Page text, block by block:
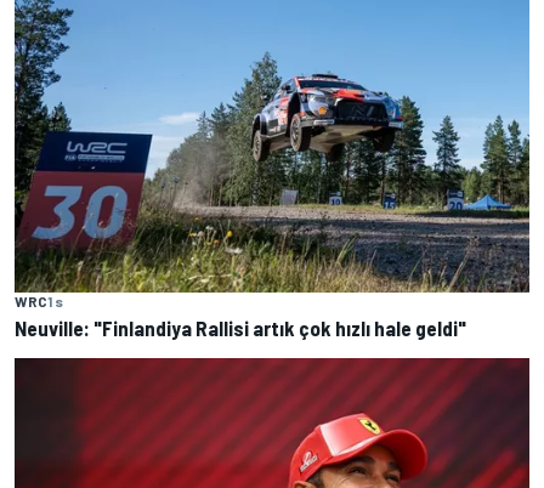
WRC1 s
Neuville: "Finlandiya Rallisi artık çok hızlı hale geldi"